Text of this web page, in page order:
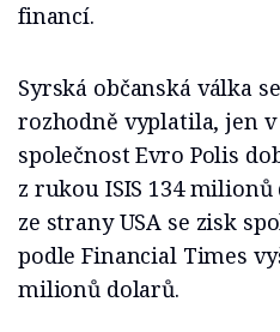
financí.
Syrská občanská válka
rozhodně vyplatila, jen v
společnost Evro Polis
z rukou ISIS 134
ze strany USA se zisk
podle Financial Times
milionů dolarů.